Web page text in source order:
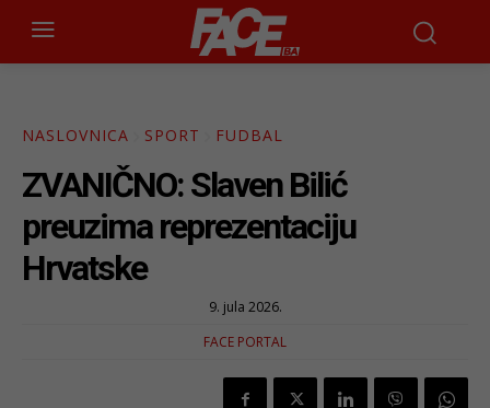
NASLOVNICA SPORT FUDBAL
ZVANIČNO: Slaven Bilić
preuzima reprezentaciju
Hrvatske
9. jula 2026.
FACE PORTAL